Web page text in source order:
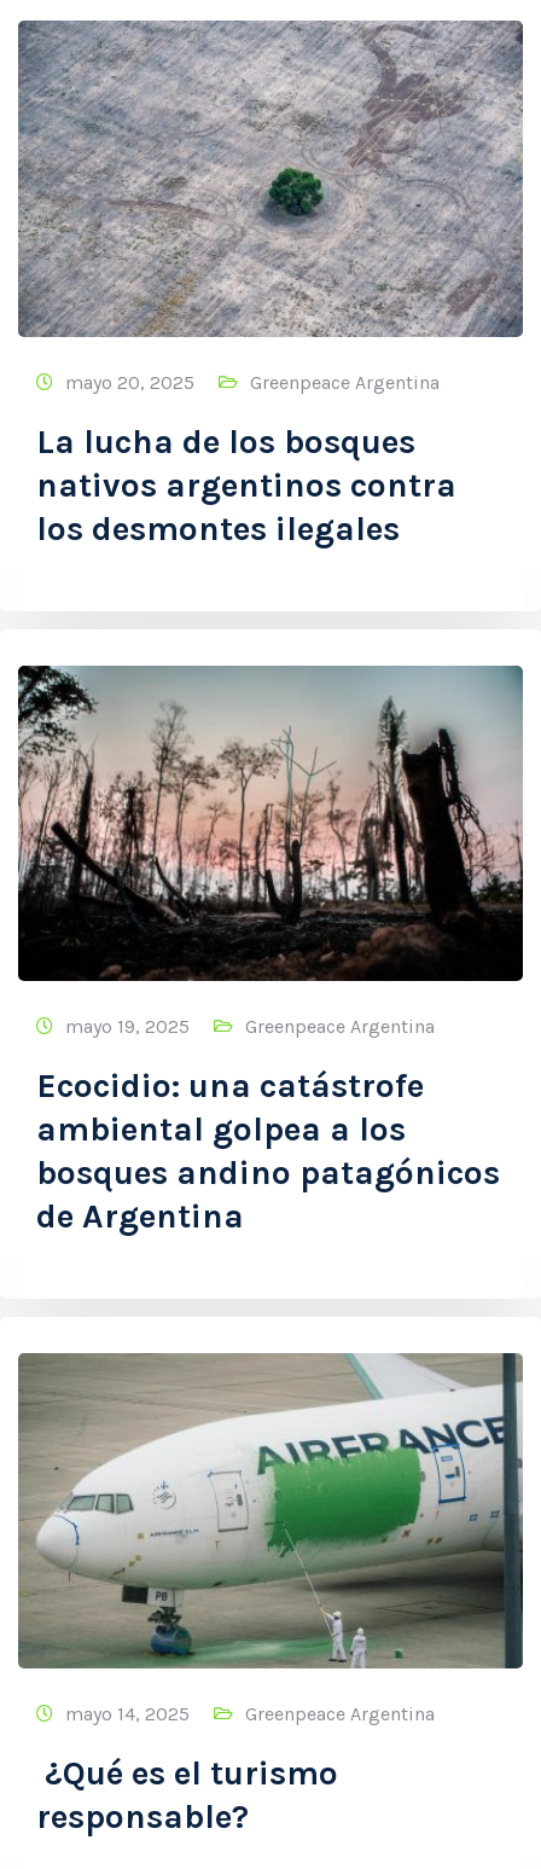
mayo 20, 2025 Greenpeace Argentina
La lucha de los bosques
nativos argentinos contra
los desmontes ilegales
mayo 19, 2025 Greenpeace Argentina
Ecocidio: una catástrofe
ambiental golpea a los
bosques andino patagónicos
de Argentina
mayo 14, 2025 Greenpeace Argentina
¿Qué es el turismo
responsable?